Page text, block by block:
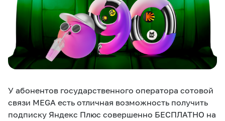
Услуги
Все услуги Развлечения Соц.сети
Звонки и SMS Подбор номера Доставка SIM
Компания
О нас Новости Работа в MEGA
Сервисы
У абонентов государственного оператора сотовой
связи MEGA есть отличная возможность получить
подписку Яндекс Плюс совершенно БЕСПЛАТНО на